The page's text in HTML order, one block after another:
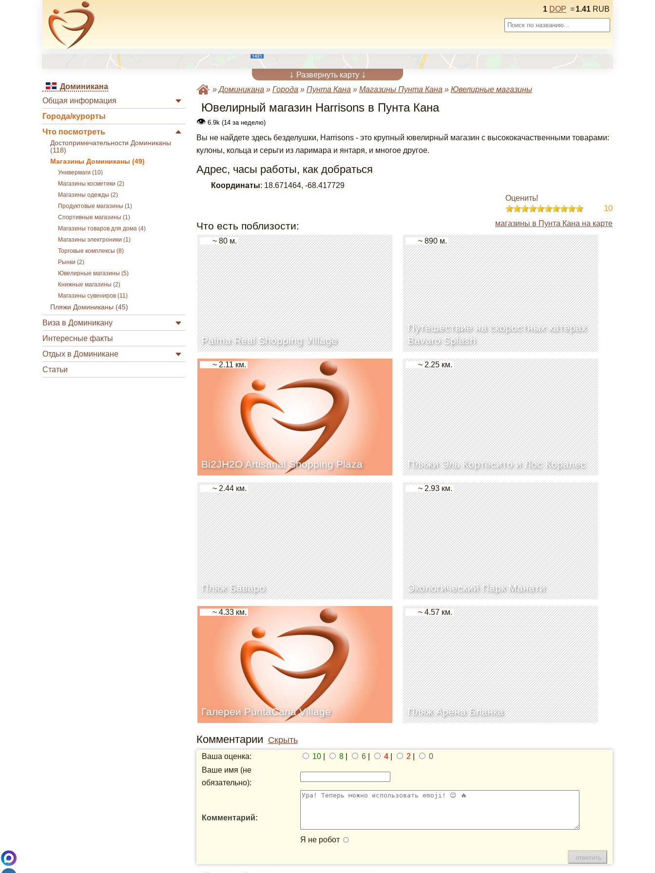
1 DOP =1.41 RUB
↓ Развернуть карту ↓
Доминикана
Общая информация
Города/курорты
Что посмотреть
Достопримечательности Доминиканы
(118)
Магазины Доминиканы (49)
Универмаги (10)
Магазины косметики (2)
Магазины одежды (2)
Продуктовые магазины (1)
Спортивные магазины (1)
Магазины товаров для дома (4)
Магазины электроники (1)
Торговые комплексы (8)
Рынки (2)
Ювелирные магазины (5)
Книжные магазины (2)
Магазины сувениров (11)
Пляжи Доминиканы (45)
Виза в Доминикану
Интересные факты
Отдых в Доминикане
Статьи
»Доминикана » Города » Пунта Кана » Магазины Пунта Кана » Ювелирные магазины
Ювелирный магазин Harrisons в Пунта Кана
👁6.9k (14 за неделю)
Вы не найдете здесь безделушки, Harrisons - это крупный ювелирный магазин с высококачаственными товарами:
кулоны, кольца и серьги из ларимара и янтаря, и многое другое.
Адрес, часы работы, как добраться
Координаты: 18.671464, -68.417729
Оценить!
10
Что есть поблизости: магазины в Пунта Кана на карте
Palma Real Shopping Village
~ 80 м.
Путешествие на скоростных катерах
Bavaro Splash
~ 890 м.
Bi2JH2O Artisanal Shopping Plaza
~ 2.11 км.
Пляжи Эль Кортесито и Лос Коралес
~ 2.25 км.
Пляж Баваро
~ 2.44 км.
Экологический Парк Манати
~ 2.93 км.
Галереи PuntaCana Village
~ 4.33 км.
Пляж Арена Бланка
~ 4.57 км.
Комментарии Скрыть
Ваша оценка: 10| 8| 6| 4| 2
0
Ваше имя (не
обязательно):
Комментарий:
Я не робот